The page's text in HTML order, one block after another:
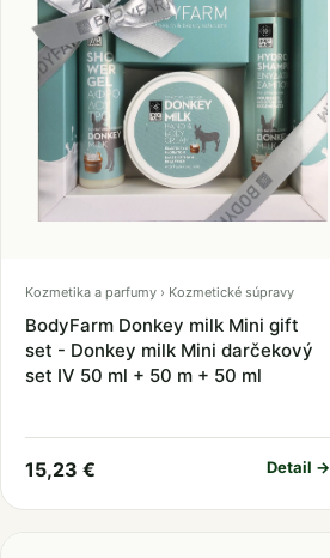
Kozmetika a parfumy › Kozmetické súpravy
BodyFarm Donkey milk Mini gift
set - Donkey milk Mini darčekový
set IV 50 ml + 50 m + 50 ml
15,23 € Detail →